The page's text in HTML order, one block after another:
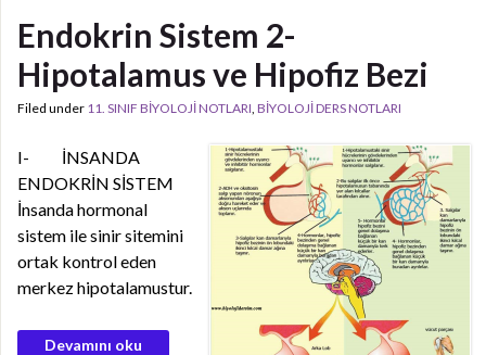
Endokrin Sistem 2-
Hipotalamus ve Hipofiz Bezi
Filed under 11. SINIF BİYOLOJİ NOTLARI BİYOLOJİ DERS NOTLARI
I- İNSANDA
ENDOKRİN SİSTEM
İnsanda hormonal
sistem ile sinir sitemini
ortak kontrol eden
merkez hipotalamustur.
Devamını oku